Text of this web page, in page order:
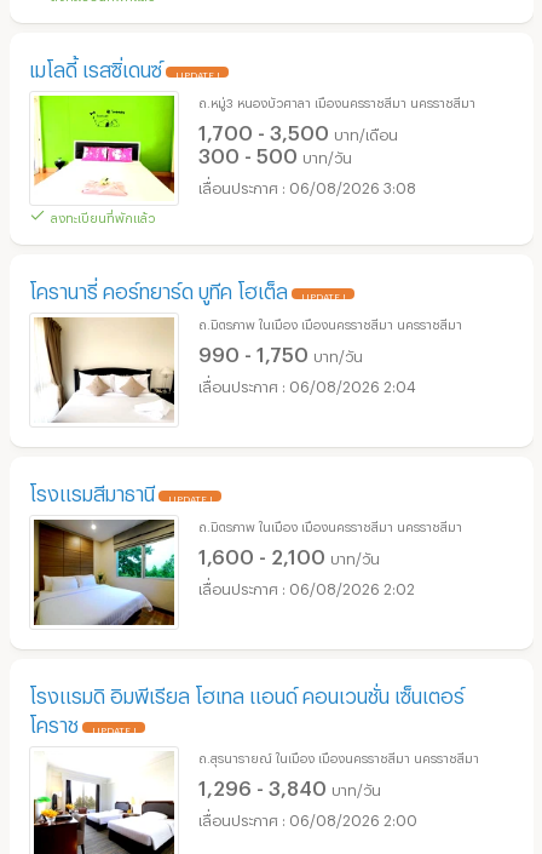
เมโลดี้ เรสซิ่เดนซ์ UPDATE !
ลงทะเบียนที่พักแล้ว
ถ.หมู่3 หนองบัวศาลา เมืองนครราชสีมา นครราชสีมา
1,700 - 3,500 บาท/เดือน
300 - 500 บาท/วัน
06/08/2026 3:08
โครานารี่ คอร์ทยาร์ด บูทีค โฮเต็ล UPDATE !
ถ.มิตรภาพ ในเมือง เมืองนครราชสีมา นครราชสีมา
990 - 1,750 บาท/วัน
06/08/2026 2:04
โรงแรมสีมาธานี UPDATE !
ถ.มิตรภาพ ในเมือง เมืองนครราชสีมา นครราชสีมา
1,600 - 2,100 บาท/วัน
06/08/2026 2:02
โรงแรมดิ อิมพีเรียล โฮเทล แอนด์ คอนเวนชั่น เซ็นเตอร์
โคราช
UPDATE !
ถ.สุรนารายณ์ ในเมือง เมืองนครราชสีมา นครราชสีมา
1,296 - 3,840 บาท/วัน
06/08/2026 2:00